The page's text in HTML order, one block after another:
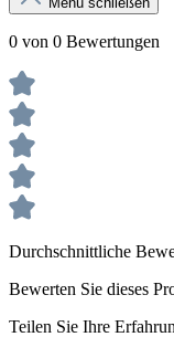
0 von 0 Bewertungen
Durchschnittliche
Bewerten Sie dieses
Teilen Sie Ihre